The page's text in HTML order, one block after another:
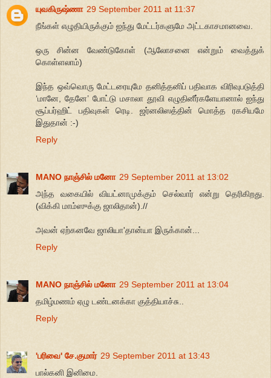
யுவகிருஷ்ணா 29 September 2011 at 11:37
நீங்கள் எழுதியிருக்கும் ஐந்து மேட்டர்களுமே அட்டகாசமானவை.
ஒரு சின்ன வேண்டுகோள் (ஆலோசனை என்றும் வைத்துக்
கொள்ளலாம்)
இந்த ஒவ்வொரு மேட்டரையுமே தனித்தனிப் பதிவாக விரிவுபடுத்தி
‘மானே, தேனே’ போட்டு மசாலா தூவி எழுதினீர்களேயானால் ஐந்து
சூப்பர்ஹிட் பதிவுகள் ரெடி. ஜர்னலிஸத்தின் மொத்த ரகசியமே
இதுதான் :-)
Reply
MANO நாஞ்சில் மனோ 29 September 2011 at 13:02
அந்த வகையில் வியட்னாமுக்கும் செல்வார் என்று தெரிகிறது.
(விக்கி மாம்ஸுக்கு ஜாலிதான்).//
அவன் ஏற்கனவே ஜாலியா'தான்யா இருக்கான்...
Reply
MANO நாஞ்சில் மனோ 29 September 2011 at 13:04
தமிழ்மணம் ஏழு டண்டனக்கா குத்தியாச்சு..
Reply
'பரிவை' சே.குமார் 29 September 2011 at 13:43
பால்கனி இனிமை.